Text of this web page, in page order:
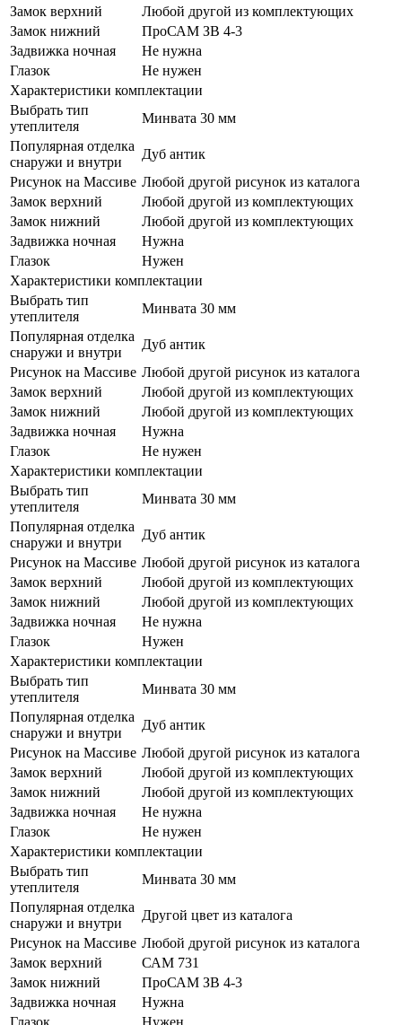
Замок верхний
Любой другой из комплектующих
Замок нижний
ПроСАМ ЗВ 4-3
Задвижка ночная
Не нужна
Глазок
Не нужен
Характеристики комплектации
Выбрать тип
утеплителя
Минвата 30 мм
Популярная отделка
снаружи и внутри
Дуб антик
Рисунок на Массиве Любой другой рисунок из каталога
Замок верхний
Любой другой из комплектующих
Замок нижний
Любой другой из комплектующих
Задвижка ночная
Нужна
Глазок
Нужен
Характеристики комплектации
Выбрать тип
утеплителя
Минвата 30 мм
Популярная отделка
снаружи и внутри
Дуб антик
Рисунок на Массиве Любой другой рисунок из каталога
Замок верхний
Любой другой из комплектующих
Замок нижний
Любой другой из комплектующих
Задвижка ночная
Нужна
Глазок
Не нужен
Характеристики комплектации
Выбрать тип
утеплителя
Минвата 30 мм
Популярная отделка
снаружи и внутри
Дуб антик
Рисунок на Массиве Любой другой рисунок из каталога
Замок верхний
Любой другой из комплектующих
Замок нижний
Любой другой из комплектующих
Задвижка ночная
Не нужна
Глазок
Нужен
Характеристики комплектации
Выбрать тип
утеплителя
Минвата 30 мм
Популярная отделка
снаружи и внутри
Дуб антик
Рисунок на Массиве Любой другой рисунок из каталога
Замок верхний
Любой другой из комплектующих
Замок нижний
Любой другой из комплектующих
Задвижка ночная
Не нужна
Глазок
Не нужен
Характеристики комплектации
Выбрать тип
утеплителя
Минвата 30 мм
Популярная отделка
снаружи и внутри
Другой цвет из каталога
Рисунок на Массиве Любой другой рисунок из каталога
Замок верхний
САМ 731
Замок нижний
ПроСАМ ЗВ 4-3
Задвижка ночная
Нужна
Глазок
Нужен